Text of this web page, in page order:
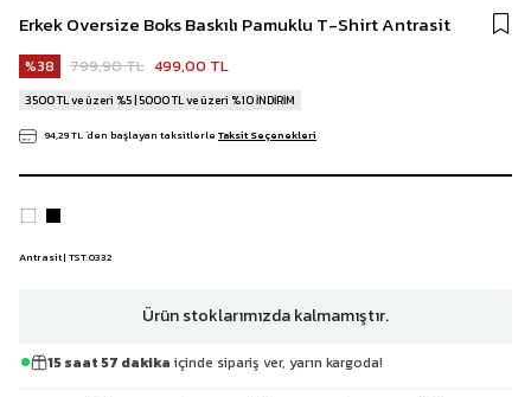
Erkek Oversize Boks Baskılı Pamuklu T-Shirt Antrasit
38 799,90 TL 499,00 TL
3500 TL ve üzeri %5 | 5000 TL ve üzeri %10 İNDİRİM
94,29 TL`den başlayan taksitlerle Taksit Seçenekleri
Antrasit | TST.0332
Ürün stoklarımızda kalmamıştır.
15 saat 57 dakika içinde sipariş ver, yarın kargoda!